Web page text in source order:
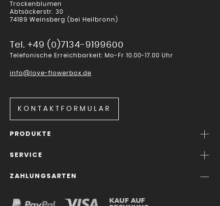
Trockenblumen
Abtsäckerstr. 30
74189 Weinsberg (bei Heilbronn)
Tel. +49 (0)7134-9199600
Telefonische Erreichbarkeit: Mo-Fr 10.00-17.00 Uhr
info@love-flowerbox.de
KONTAKTFORMULAR
PRODUKTE
SERVICE
ZAHLUNGSARTEN